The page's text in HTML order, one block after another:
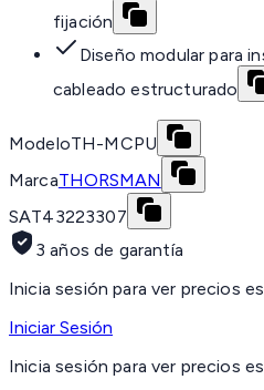
fijación
Diseño modular para
cableado estructurado
ModeloTH-MCPU
MarcaTHORSMAN
SAT43223307
3 años de garantía
Inicia sesión para ver precios
Iniciar Sesión
Inicia sesión para ver precios